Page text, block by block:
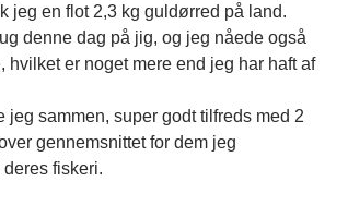
jeg en flot 2,3 kg guldørred på land.
denne dag på jig, og jeg nåede også
hvilket er noget mere end jeg har haft af
jeg sammen, super godt tilfreds med 2
gennemsnittet for dem jeg
fiskeri.